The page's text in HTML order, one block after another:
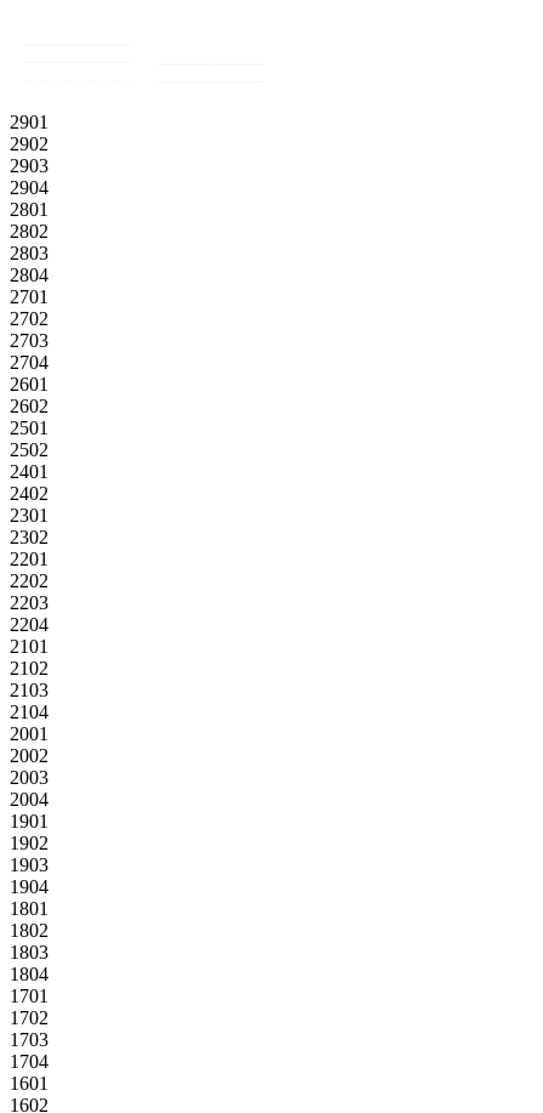
2901
2902
2903
2904
2801
2802
2803
2804
2701
2702
2703
2704
2601
2602
2501
2502
2401
2402
2301
2302
2201
2202
2203
2204
2101
2102
2103
2104
2001
2002
2003
2004
1901
1902
1903
1904
1801
1802
1803
1804
1701
1702
1703
1704
1601
1602